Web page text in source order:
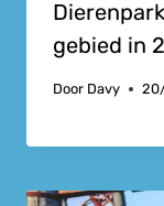
gebied in
Door Davy